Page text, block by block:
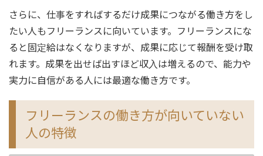
さらに、仕事をすればするだけ成果につながる働き方をし
たい人もフリーランスに向いています。フリーランスにな
ると固定給はなくなりますが、成果に応じて報酬を受け取
れます。成果を出せば出すほど収入は増えるので、能力や
実力に自信がある人には最適な働き方です。
フリーランスの働き方が向いていない
人の特徴